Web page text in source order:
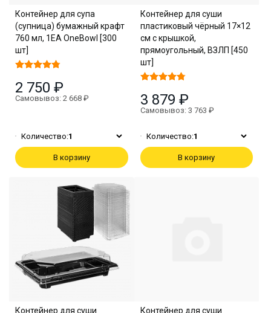
Контейнер для супа
(супница) бумажный крафт
760 мл, 1EA OneBowl [300
шт]
2 750 ₽
Самовывоз: 2 668 ₽
Количество:1
В корзину
Контейнер для суши
пластиковый чёрный 17×12
см с крышкой,
прямоугольный, ВЗЛП [450
шт]
3 879 ₽
Самовывоз: 3 763 ₽
Количество:1
В корзину
Контейнер для суши
Контейнер для суши